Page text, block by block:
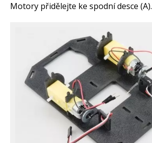
Motory přidělejte ke spodní desce (A).